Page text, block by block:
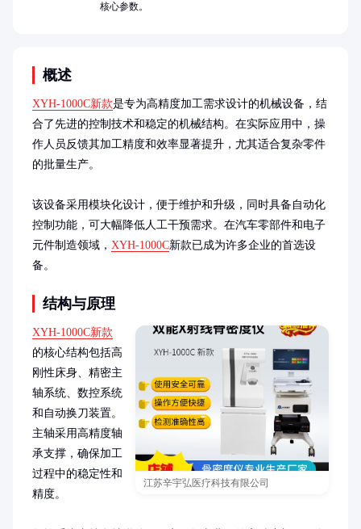
概述
XYH-1000C新款是专为高精度加工需求设计的机械设备，结
合了先进的控制技术和稳定的机械结构。在实际应用中，操
作人员反馈其加工精度和效率显著提升，尤其适合复杂零件
的批量生产。
该设备采用模块化设计，便于维护和升级，同时具备自动化
控制功能，可大幅降低人工干预需求。在汽车零部件和电子
元件制造领域， XYH-1000C新款已成为许多企业的首选设
备。
结构与原理
江苏辛宇弘医疗科技有限公司
XYH-1000C新款
的核心结构包括高
刚性床身、精密主
轴系统、数控系统
和自动换刀装置。
主轴采用高精度轴
承支撑，确保加工
过程中的稳定性和
精度。
核心参数。